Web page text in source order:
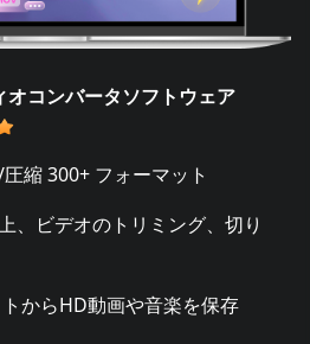
オコンバータソフトウェア
縮 300+ フォーマット
、ビデオのトリミング、切り
からHD動画や音楽を保存